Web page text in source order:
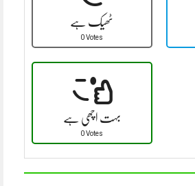
ٹھیک ہے
0 Votes
بہت اچھی ہے
0 Votes